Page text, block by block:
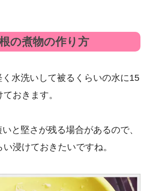
の煮物の作り方
水洗いして被るくらいの水に15
おきます。
と堅さが残る場合があるので、
い浸けておきたいですね。